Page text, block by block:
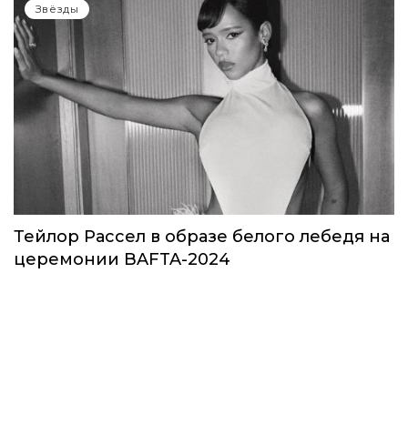
Звёзды
Тейлор Рассел в образе белого лебедя на
церемонии BAFTA-2024